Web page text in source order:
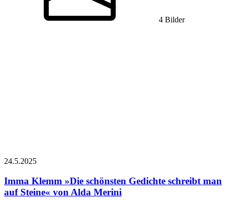
4 Bilder
24.5.2025
Imma Klemm »Die schönsten Gedichte schreibt man
auf Steine« von Alda Merini